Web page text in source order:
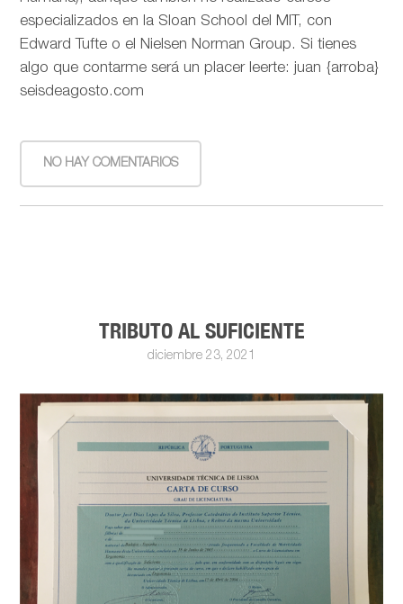
especializados en la Sloan School del MIT, con
Edward Tufte o el Nielsen Norman Group. Si tienes
algo que contarme será un placer leerte: juan {arroba}
seisdeagosto.com
NO HAY COMENTARIOS
TRIBUTO AL SUFICIENTE
diciembre 23, 2021